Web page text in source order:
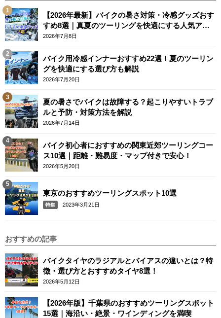
【2026年最新】バイクの暑さ対策・冷感グッズおす
すめ8選｜真夏のツーリングを快適にする人気アイ
テム
2026年7月8日
バイク用冷感インナーおすすめ22選！夏のツーリン
グを快適にする選び方も解説
2026年7月20日
夏の暑さでバイクは故障する？起こりやすいトラブ
ルと予防・対策方法を解説
2026年7月14日
バイク初心者におすすめの関東近郊ツーリングコー
ス10選｜距離・難易度・マップ付きで安心！
2026年5月20日
東京のおすすめツーリングスポット10選
特集 2023年3月21日
おすすめの記事
バイクタイヤのラジアルとバイアスの違いとは？特
徴・選び方とおすすめタイヤ8選！
2026年5月12日
【2026年版】千葉県のおすすめツーリングスポット
15選｜海沿い・絶景・ワインディングを満喫